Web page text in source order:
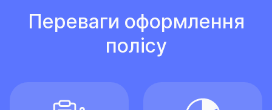
Переваги оформлення
полісу